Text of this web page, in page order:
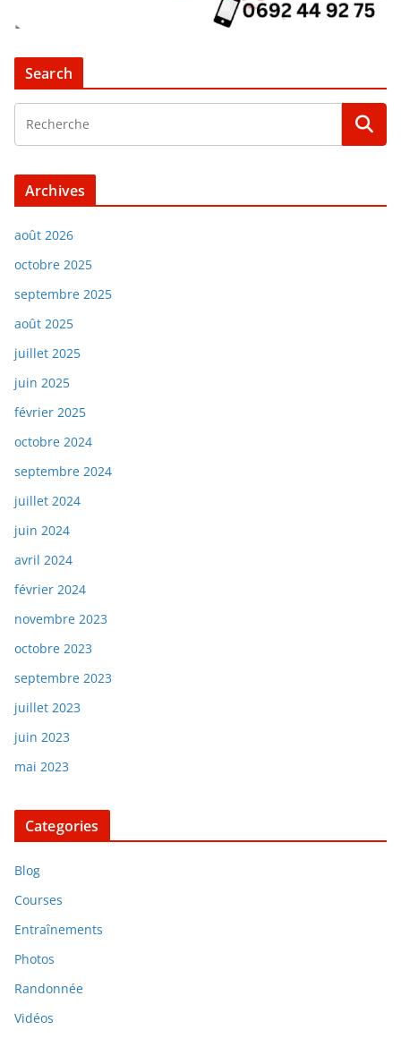
Search
Archives
août 2026
octobre 2025
septembre 2025
août 2025
juillet 2025
juin 2025
février 2025
octobre 2024
septembre 2024
juillet 2024
juin 2024
avril 2024
février 2024
novembre 2023
octobre 2023
septembre 2023
juillet 2023
juin 2023
mai 2023
Categories
Blog
Courses
Entraînements
Photos
Randonnée
Vidéos